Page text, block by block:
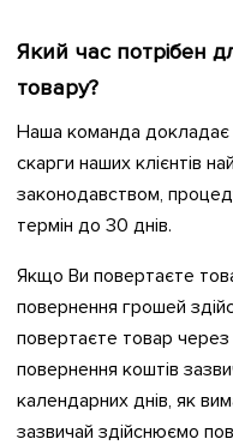
Який час потрібен
товару?
Наша команда докладає
скарги наших клієнтів
законодавством,
термін до 30 днів.
Якщо Ви повертаєте
повернення грошей
повертаєте товар через
повернення коштів
календарних днів, як
зазвичай здійснюємо